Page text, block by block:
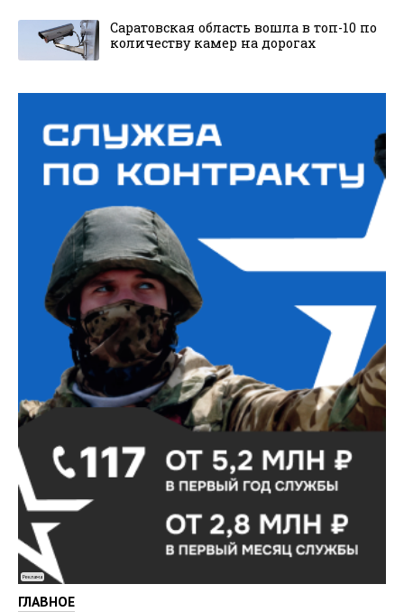
Саратовская область вошла в топ-10 по
количеству камер на дорогах
Реклама
ГЛАВНОЕ